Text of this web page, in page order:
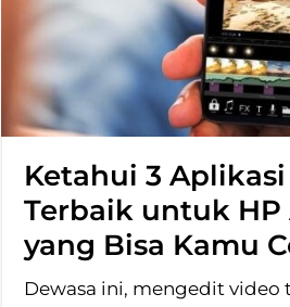
Ketahui 3
Terbaik untuk
yang Bisa Kamu
Dewasa ini, mengedit video